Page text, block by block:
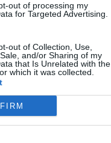
out of processing my
for Targeted Advertising.
out of Collection, Use,
and/or Sharing of my
that Is Unrelated with the
which it was collected.
il «25» e segna il
c'è Olympia
Olimpico